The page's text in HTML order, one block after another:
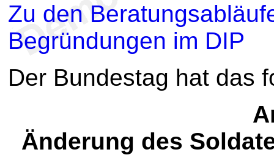
Zu den
Begründungen im DIP
Der Bundestag hat das
Änderung des